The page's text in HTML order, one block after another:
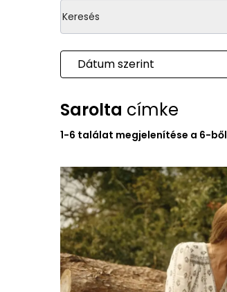
Dátum szerint
Sarolta címke
1-6 találat megjelenítése a 6-ből